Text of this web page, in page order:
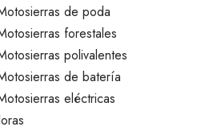
de poda
forestales
polivalentes
de batería
eléctricas